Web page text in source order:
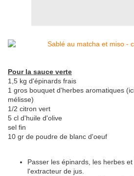
Pour la sauce verte
1,5 kg d'épinards frais
1 gros bouquet d'herbes aromatiques
mélisse)
1/2 citron vert
5 cl d'huile d'olive
sel fin
10 gr de poudre de blanc d'oeuf
Passer les épinards, les herbes
l'extracteur de jus.